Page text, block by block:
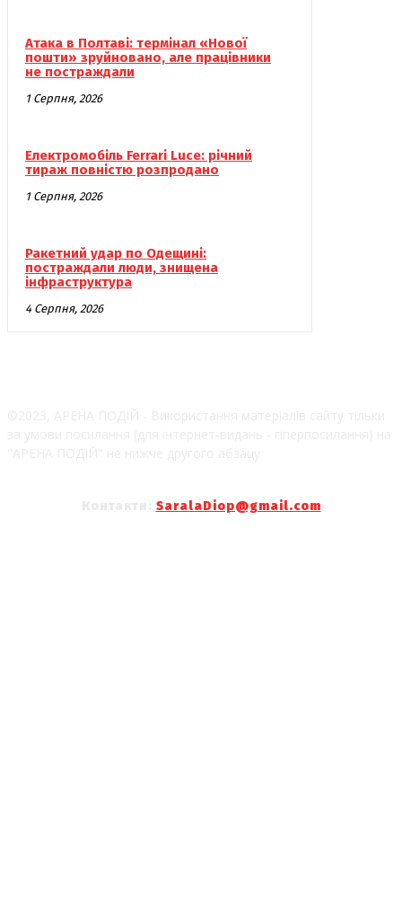
Атака в Полтаві: термінал «Нової
пошти» зруйновано, але працівники
не постраждали
1 Серпня, 2026
Електромобіль Ferrari Luce: річний
тираж повністю розпродано
1 Серпня, 2026
Ракетний удар по Одещині:
постраждали люди, знищена
інфраструктура
4 Серпня, 2026
SaralaDiop@gmail.com